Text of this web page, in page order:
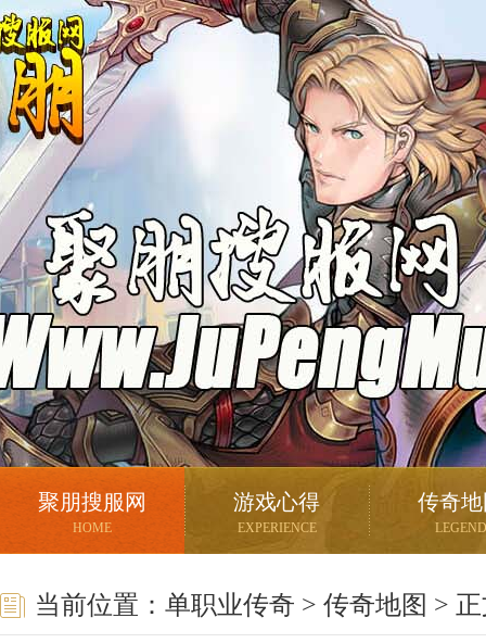
聚朋搜服网
HOME
游戏心得
EXPERIENCE
传奇
LEGEND
当前位置： 单职业传奇 > 传奇地图 >